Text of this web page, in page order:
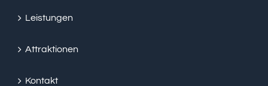
Leistungen
Attraktionen
Kontakt